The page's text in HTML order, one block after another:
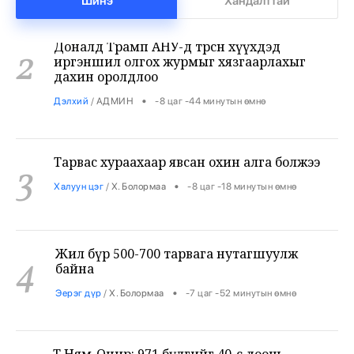
2
Доналд Трамп АНУ-д төрсөн хүүхдэд
иргэншил олгох журмыг хязгаарлахыг
Дэлхий/АДМИН • -8 цаг -44 минутын өмнө
3
4
байна
Эерэг дүр/Х. Болормаа • -7 цаг -52 минутын өмнө
5
хүүхэдтэй болгоно
•